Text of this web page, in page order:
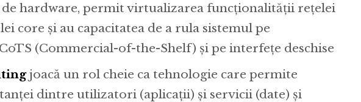
hardware, permit virtualizarea funcționalității rețelei
core și au capacitatea de a rula sistemul pe
(Commercial-of-the-Shelf) și pe interfețe deschise
joacă un rol cheie ca tehnologie care permite
dintre utilizatori (aplicații) și servicii (date) și